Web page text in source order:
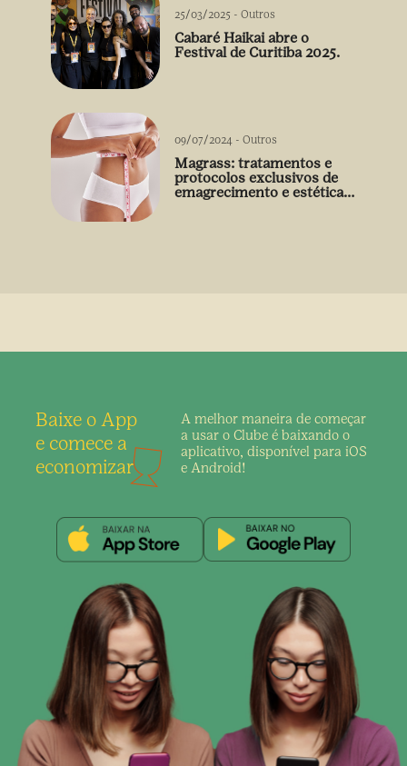
25/03/2025 - Outros
Cabaré Haikai abre o
Festival de Curitiba 2025.
09/07/2024 - Outros
Magrass: tratamentos e
protocolos exclusivos de
emagrecimento e estética
Baixe o App
e comece a
economizar
A melhor maneira de começar
a usar o Clube é baixando o
aplicativo, disponível para iOS
e Android!